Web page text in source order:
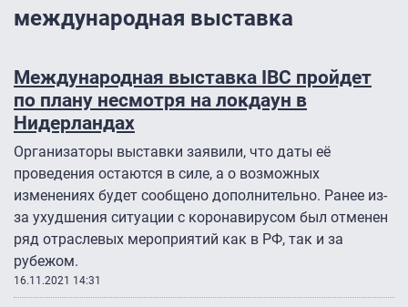
международная выставка
Международная выставка IBC пройдет
по плану несмотря на локдаун в
Нидерландах
Организаторы выставки заявили, что даты её
проведения остаются в силе, а о возможных
изменениях будет сообщено дополнительно. Ранее из-
за ухудшения ситуации с коронавирусом был отменен
ряд отраслевых мероприятий как в РФ, так и за
рубежом.
16.11.2021 14:31